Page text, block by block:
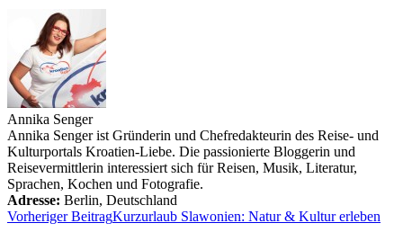
Annika Senger
Annika Senger ist Gründerin und Chefredakteurin des Reise- und
Kulturportals Kroatien-Liebe. Die passionierte Bloggerin und
Reisevermittlerin interessiert sich für Reisen, Musik, Literatur,
Sprachen, Kochen und Fotografie.
Adresse: Berlin, Deutschland
Vorheriger BeitragKurzurlaub Slawonien: Natur & Kultur erleben